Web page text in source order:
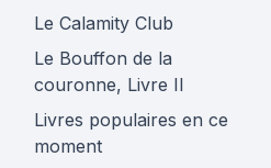
Le Calamity Club
Le Bouffon de la
couronne, Livre II
Livres populaires en ce
moment